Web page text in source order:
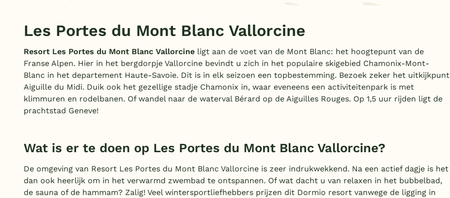
Les Portes du Mont Blanc Vallorcine
Resort Les Portes du Mont Blanc Vallorcine ligt aan de voet van de Mont Blanc: het hoogtepunt van de
Franse Alpen. Hier in het bergdorpje Vallorcine bevindt u zich in het populaire skigebied Chamonix-Mont-
Blanc in het departement Haute-Savoie. Dit is in elk seizoen een topbestemming. Bezoek zeker het uitkijkpunt
Aiguille du Midi. Duik ook het gezellige stadje Chamonix in, waar eveneens een activiteitenpark is met
klimmuren en rodelbanen. Of wandel naar de waterval Bérard op de Aiguilles Rouges. Op 1,5 uur rijden ligt de
prachtstad Geneve!
Wat is er te doen op Les Portes du Mont Blanc Vallorcine?
De omgeving van Resort Les Portes du Mont Blanc Vallorcine is zeer indrukwekkend. Na een actief dagje is het
dan ook heerlijk om in het verwarmd zwembad te ontspannen. Of wat dacht u van relaxen in het bubbelbad,
de sauna of de hammam? Zalig! Veel wintersportliefhebbers prijzen dit Dormio resort vanwege de ligging in